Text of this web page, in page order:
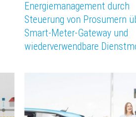
Energiemanagement durch
Steuerung von Prosumern
Smart-Meter-Gateway und
wiederverwendbare